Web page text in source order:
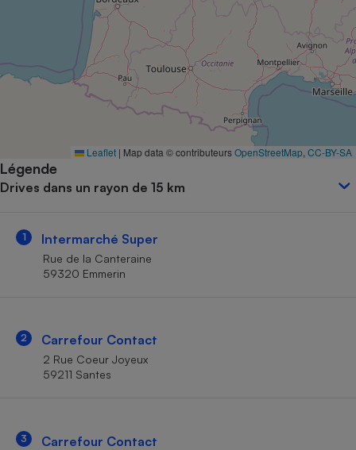
Leaflet | Map data © contributeursOpenStreetMap CC-BY-SA
Légende
Drives dans un rayon de 15 km
1 Intermarché Super
Rue de la Canteraine
59320 Emmerin
2 Carrefour Contact
2 Rue Coeur Joyeux
59211 Santes
3 Carrefour Contact
Complément
alimentaire
Assurance emprunteur
Banque
Petit électroménager -
Matelas
Mutuelle